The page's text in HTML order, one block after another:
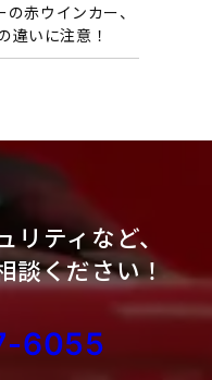
赤ウインカー、
違いに注意！
リティなど、
談ください！
6055